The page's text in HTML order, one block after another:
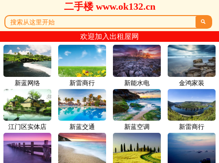
二手楼 www.ok132.cn

欢迎加入出租屋网
新蓝网络 新雷商行
江门区实体店 新蓝交通
新能水电 金鸿家装
新蓝空调 新雷商行